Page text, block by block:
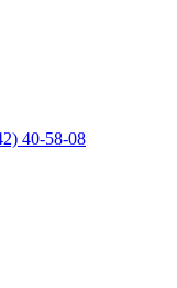
40-58-08